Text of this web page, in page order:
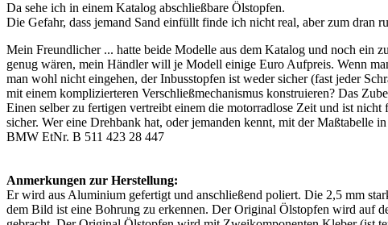
Da sehe ich in einem Katalog abschließbare Ölstopfen.
Die Gefahr, dass jemand Sand einfüllt finde ich nicht real, aber zum dran
Mein Freundlicher ... hatte beide Modelle aus dem Katalog und noch ein
genug wären, mein Händler will je Modell einige Euro Aufpreis. Wenn
man wohl nicht eingehen, der Inbusstopfen ist weder sicher (fast jeder
mit einem komplizierteren Verschließmechanismus konstruieren? Das
Einen selber zu fertigen vertreibt einem die motorradlose Zeit und ist
sicher. Wer eine Drehbank hat, oder jemanden kennt, mit der Maßtabelle
BMW EtNr. B 511 423 28 447
Anmerkungen zur Herstellung:
Er wird aus Aluminium gefertigt und anschließend poliert. Die 2,5 mm
dem Bild ist eine Bohrung zu erkennen. Der Original Ölstopfen wird auf